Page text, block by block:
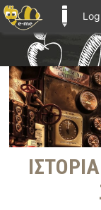
Skip
content